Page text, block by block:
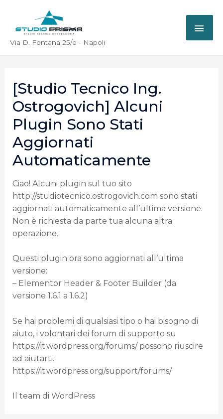
Via D. Fontana 25/e - Napoli
[Studio Tecnico Ing.
Ostrogovich] Alcuni
Plugin Sono Stati
Aggiornati
Automaticamente
Ciao! Alcuni plugin sul tuo sito
http://studiotecnico.ostrogovich.com sono stati
aggiornati automaticamente all’ultima versione.
Non è richiesta da parte tua alcuna altra
operazione.
Questi plugin ora sono aggiornati all’ultima
versione:
– Elementor Header & Footer Builder (da
versione 1.6.1 a 1.6.2)
Se hai problemi di qualsiasi tipo o hai bisogno di
aiuto, i volontari dei forum di supporto su
https://it.wordpress.org/forums/ possono riuscire
ad aiutarti.
https://it.wordpress.org/support/forums/
Il team di WordPress